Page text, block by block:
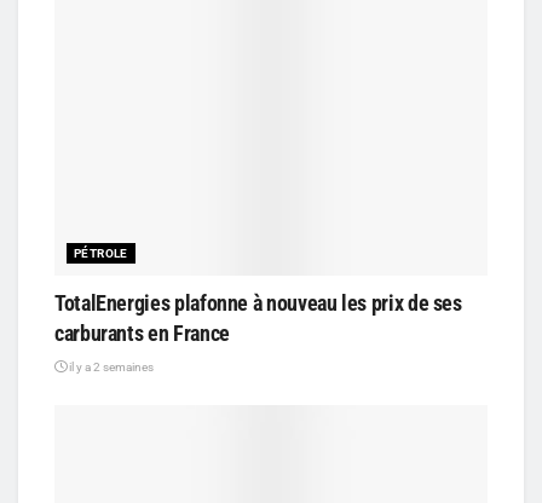
PÉTROLE
TotalEnergies plafonne à nouveau les prix de ses
carburants en France
il y a 2 semaines